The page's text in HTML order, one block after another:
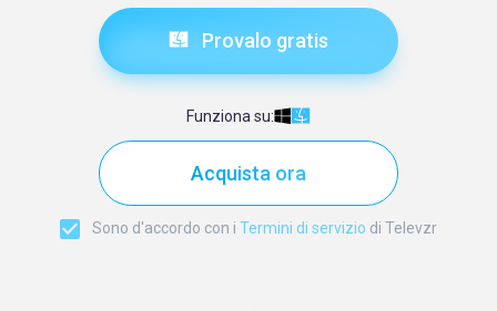
Provalo gratis
Funziona su:
Acquista ora
Sono d'accordo con i Termini di servizio di Televzr